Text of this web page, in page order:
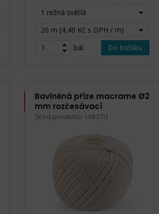
1 režná světlá
20 m (4,40 Kč s DPH / m)
bal.
Do košíku
Bavlněná příze macrame Ø2
mm rozčesávací
(Kód produktu: 148371)